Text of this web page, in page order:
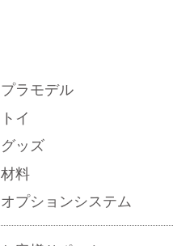
プラモデル
トイ
グッズ
材料
オプションシステム